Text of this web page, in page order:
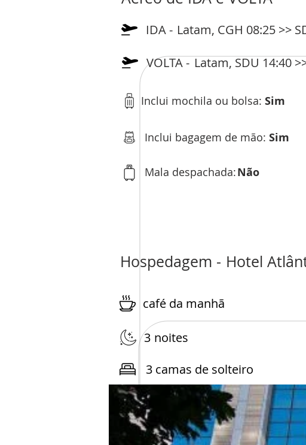
IDA - Latam, CGH 08:25 >>
VOLTA - Latam, SDU 14:40
Inclui mochila ou bolsa: Sim
Inclui bagagem de mão: Sim
Mala despachada:Não
Hospedagem -
café da manhã
3 noites
Hotel
3 camas de solteiro